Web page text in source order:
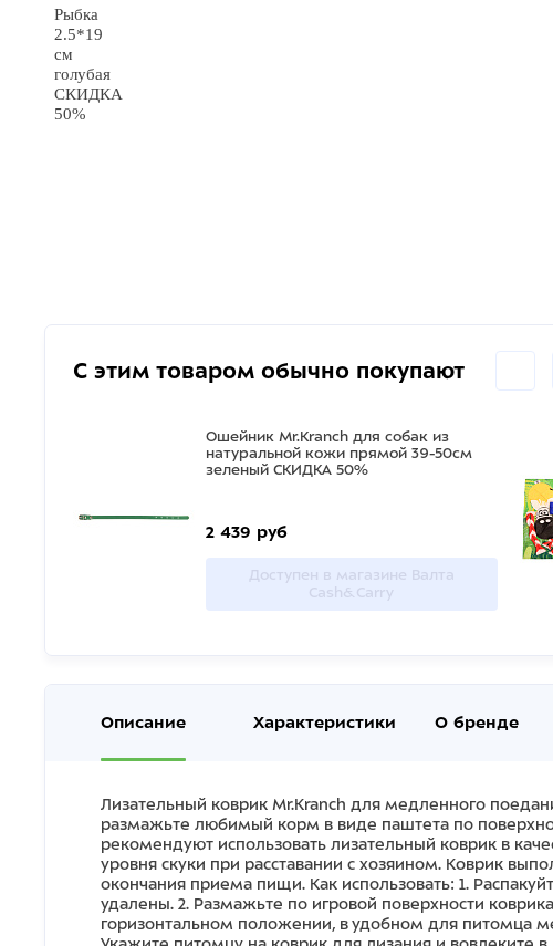
С этим товаром обычно покупают
Ошейник Mr.Kranch для собак из
натуральной кожи прямой 39-50см
зеленый СКИДКА 50%
2 439 руб
Доступен в магазине Валта
Cash&Carry
Описание Характеристики О бренде
Лизательный коврик Mr.Kranch для медленного
размажьте любимый корм в виде паштета по
рекомендуют использовать лизательный коврик в
уровня скуки при расставании с хозяином. Коврик
окончания приема пищи. Как использовать: 1.
удалены. 2. Размажьте по игровой поверхности
горизонтальном положении, в удобном для питомца